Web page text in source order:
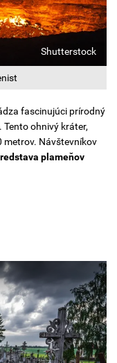
Shutterstock
fascinujúci prírodný
. Tento ohnivý kráter,
metrov. Návštevníkov
plameňov